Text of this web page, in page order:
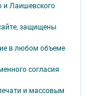
и Лаишевского
защищены
в любом объеме
согласия
и массовым